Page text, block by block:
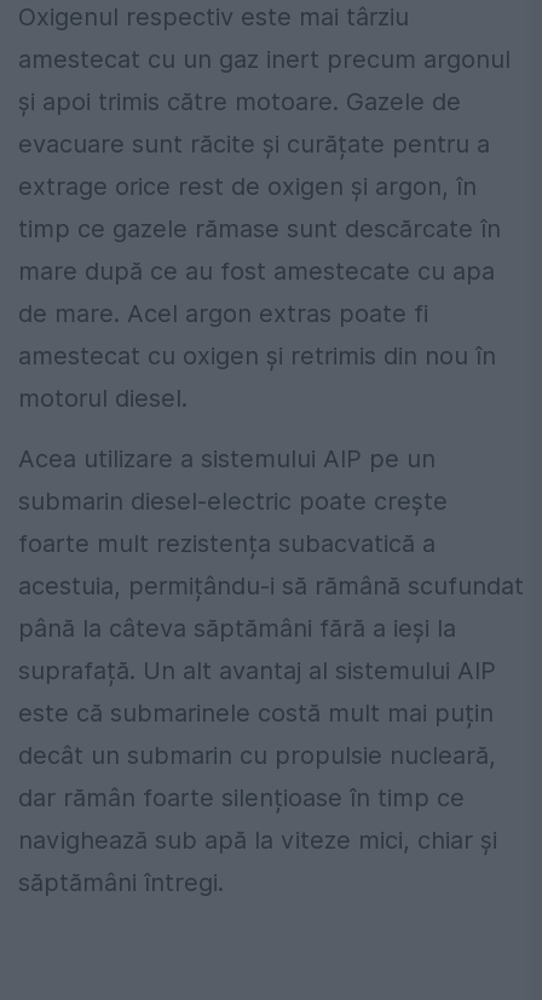
Oxigenul respectiv este mai târziu
amestecat cu un gaz inert precum argonul
și apoi trimis către motoare. Gazele de
evacuare sunt răcite și curățate pentru a
extrage orice rest de oxigen și argon, în
timp ce gazele rămase sunt descărcate în
mare după ce au fost amestecate cu apa
de mare. Acel argon extras poate fi
amestecat cu oxigen și retrimis din nou în
motorul diesel.
Acea utilizare a sistemului AIP pe un
submarin diesel-electric poate crește
foarte mult rezistența subacvatică a
acestuia, permițându-i să rămână scufundat
până la câteva săptămâni fără a ieși la
suprafață. Un alt avantaj al sistemului AIP
este că submarinele costă mult mai puțin
decât un submarin cu propulsie nucleară,
dar rămân foarte silențioase în timp ce
navighează sub apă la viteze mici, chiar și
săptămâni întregi.